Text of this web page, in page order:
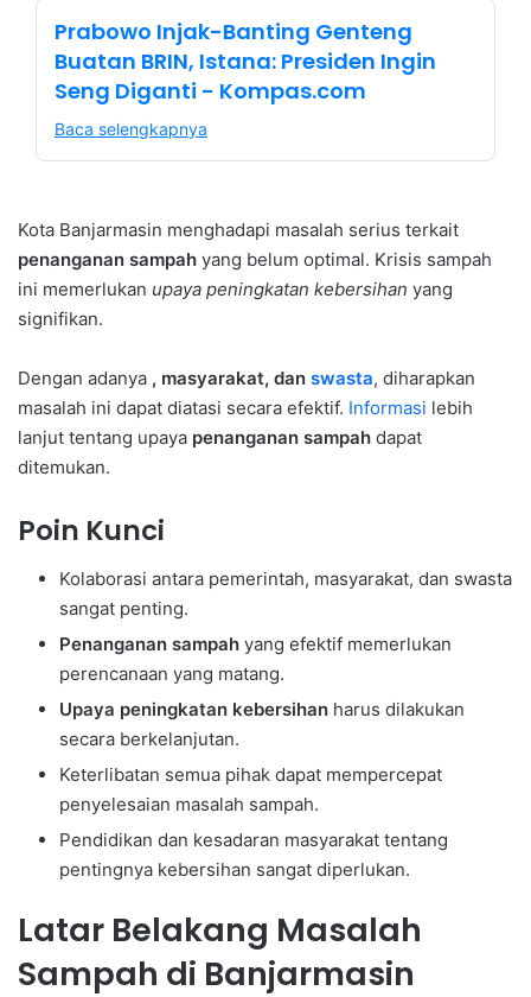
Prabowo Injak-Banting Genteng
Buatan BRIN, Istana: Presiden Ingin
Seng Diganti - Kompas.com
Baca selengkapnya
Kota Banjarmasin menghadapi masalah serius terkait
penanganan sampah yang belum optimal. Krisis sampah
ini memerlukan upaya peningkatan kebersihan yang
signifikan.
Dengan adanya , masyarakat, dan swasta, diharapkan
masalah ini dapat diatasi secara efektif. Informasi lebih
lanjut tentang upaya penanganan sampah dapat
ditemukan.
Poin Kunci
Kolaborasi antara pemerintah, masyarakat, dan swasta
sangat penting.
Penanganan sampah yang efektif memerlukan
perencanaan yang matang.
Upaya peningkatan kebersihan harus dilakukan
secara berkelanjutan.
Keterlibatan semua pihak dapat mempercepat
penyelesaian masalah sampah.
Pendidikan dan kesadaran masyarakat tentang
pentingnya kebersihan sangat diperlukan.
Latar Belakang Masalah
Sampah di Banjarmasin